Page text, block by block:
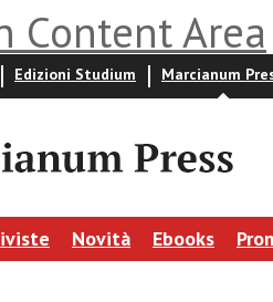
Content Area
Edizioni Studium Marcianum
Novità Ebooks